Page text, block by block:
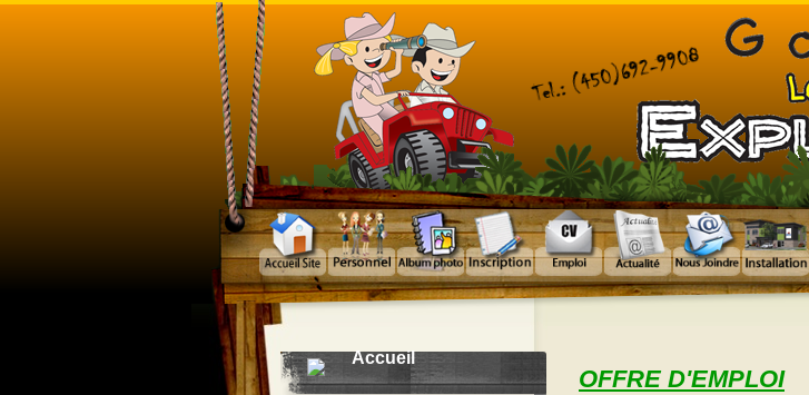
Accueil
OFFRE D'EMPLOI